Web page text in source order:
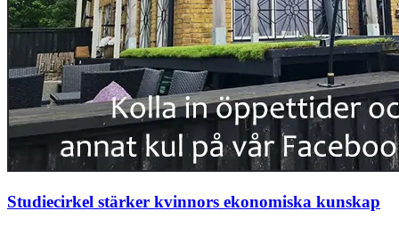
Studiecirkel stärker kvinnors ekonomiska kunskap